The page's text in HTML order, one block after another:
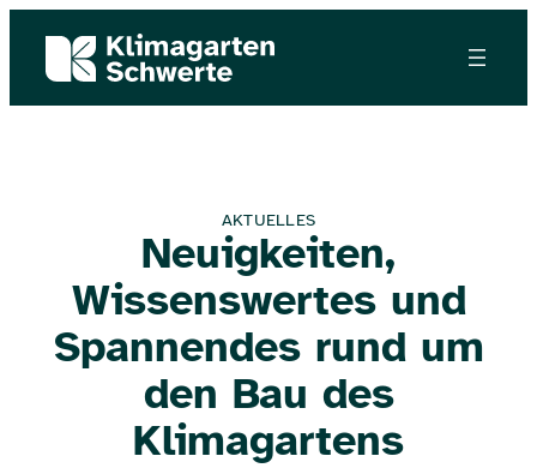
AKTUELLES
Neuigkeiten,
Wissenswertes und
Spannendes rund um
den Bau des
Klimagartens